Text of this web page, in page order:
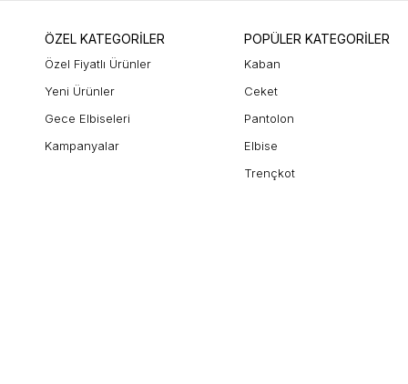
ÖZEL KATEGORİLER
Özel Fiyatlı Ürünler
Yeni Ürünler
Gece Elbiseleri
Kampanyalar
POPÜLER KATEGORİLER
Kaban
Ceket
Pantolon
Elbise
Trençkot